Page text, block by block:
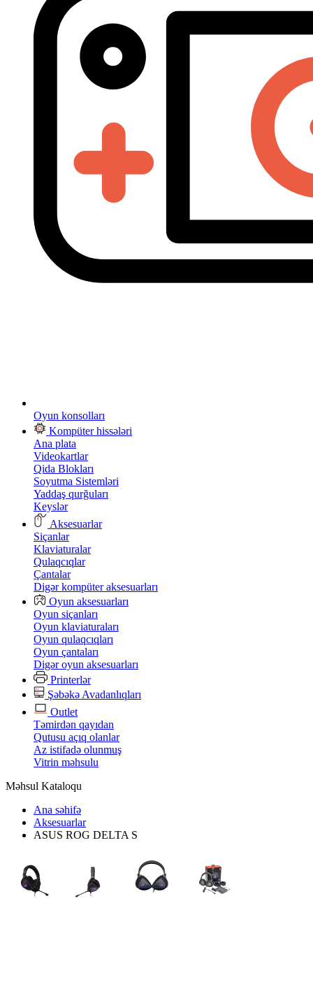
Oyun konsolları
Kompüter hissələri
Ana plata
Videokartlar
Qida Blokları
Soyutma Sistemləri
Yaddaş qurğuları
Keyslər
Aksesuarlar
Siçanlar
Klaviaturalar
Qulaqcıqlar
Çantalar
Digər kompüter aksesuarları
Oyun aksesuarları
Oyun siçanları
Oyun klaviaturaları
Oyun qulaqcıqları
Oyun çantaları
Digər oyun aksesuarları
Printerlər
Şəbəkə Avadanlıqları
Outlet
Təmirdən qayıdan
Qutusu açıq olanlar
Az istifadə olunmuş
Vitrin məhsulu
Məhsul Kataloqu
Ana səhifə
Aksesuarlar
ASUS ROG DELTA S